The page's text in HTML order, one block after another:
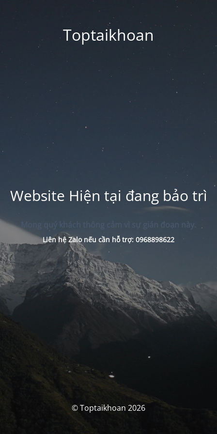
Toptaikhoan
Website Hiện tại đang bảo trì
Mong quý khách thông cảm vì sự gián đoạn này.
Liên hệ Zalo nếu cần hỗ trợ: 0968898622
© Toptaikhoan 2026